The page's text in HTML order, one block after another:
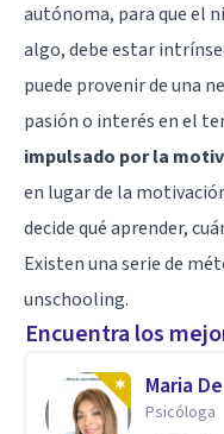
autónoma, para que el
algo, debe estar
puede provenir de una
pasión o interés en el
impulsado por la
en lugar de la
decide qué aprender,
Existen una serie de
unschooling.
Encuentra los
Maria
Psicóloga